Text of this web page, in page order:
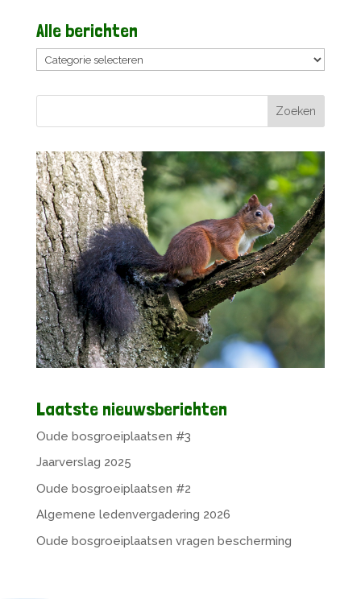
Alle berichten
Alle
Laatste nieuwsberichten
Oude bosgroeiplaatsen #3
Jaarverslag 2025
Oude bosgroeiplaatsen #2
Algemene ledenvergadering 2026
Oude bosgroeiplaatsen vragen bescherming